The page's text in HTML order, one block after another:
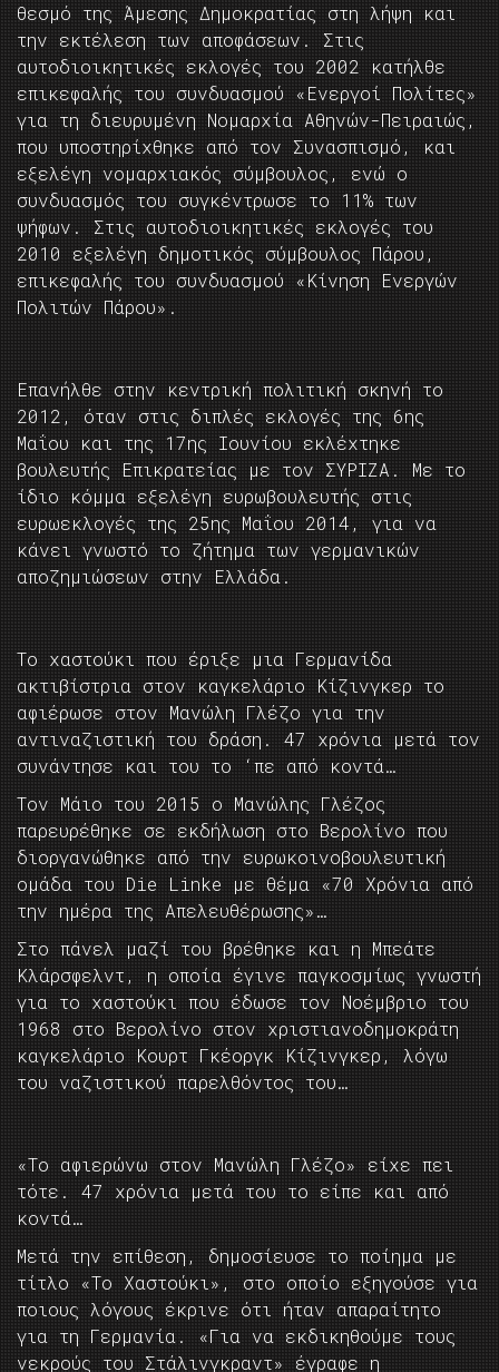
θεσμό της Άμεσης Δημοκρατίας στη λήψη και
την εκτέλεση των αποφάσεων. Στις
αυτοδιοικητικές εκλογές του 2002 κατήλθε
επικεφαλής του συνδυασμού «Ενεργοί Πολίτες»
για τη διευρυμένη Νομαρχία Αθηνών-Πειραιώς,
που υποστηρίχθηκε από τον Συνασπισμό, και
εξελέγη νομαρχιακός σύμβουλος, ενώ ο
συνδυασμός του συγκέντρωσε το 11% των
ψήφων. Στις αυτοδιοικητικές εκλογές του
2010 εξελέγη δημοτικός σύμβουλος Πάρου,
επικεφαλής του συνδυασμού «Κίνηση Ενεργών
Πολιτών Πάρου».
Επανήλθε στην κεντρική πολιτική σκηνή το
2012, όταν στις διπλές εκλογές της 6ης
Μαΐου και της 17ης Ιουνίου εκλέχτηκε
βουλευτής Επικρατείας με τον ΣΥΡΙΖΑ. Με το
ίδιο κόμμα εξελέγη ευρωβουλευτής στις
ευρωεκλογές της 25ης Μαΐου 2014, για να
κάνει γνωστό το ζήτημα των γερμανικών
αποζημιώσεων στην Ελλάδα.
Το χαστούκι που έριξε μια Γερμανίδα
ακτιβίστρια στον καγκελάριο Κίζινγκερ το
αφιέρωσε στον Μανώλη Γλέζο για την
αντιναζιστική του δράση. 47 χρόνια μετά τον
συνάντησε και του το ‘πε από κοντά…
Τον Μάιο του 2015 ο Μανώλης Γλέζος
παρευρέθηκε σε εκδήλωση στο Βερολίνο που
διοργανώθηκε από την ευρωκοινοβουλευτική
ομάδα του Die Linke με θέμα «70 Χρόνια από
την ημέρα της Απελευθέρωσης»…
Στο πάνελ μαζί του βρέθηκε και η Μπεάτε
Κλάρσφελντ, η οποία έγινε παγκοσμίως γνωστή
για το χαστούκι που έδωσε τον Νοέμβριο του
1968 στο Βερολίνο στον χριστιανοδημοκράτη
καγκελάριο Κουρτ Γκέοργκ Κίζινγκερ, λόγω
του ναζιστικού παρελθόντος του…
«Το αφιερώνω στον Μανώλη Γλέζο» είχε πει
τότε. 47 χρόνια μετά του το είπε και από
κοντά…
Μετά την επίθεση, δημοσίευσε το ποίημα με
τίτλο «Το Χαστούκι», στο οποίο εξηγούσε για
ποιους λόγους έκρινε ότι ήταν απαραίτητο
για τη Γερμανία. «Για να εκδικηθούμε τους
νεκρούς του Στάλινγκραντ» έγραφε η